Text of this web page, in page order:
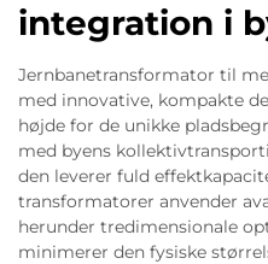
integration i
Jernbanetransformator til
med innovative, kompakte
højde for de unikke
med byens
den leverer fuld
transformatorer anvender
herunder tredimensionale
minimerer den fysiske